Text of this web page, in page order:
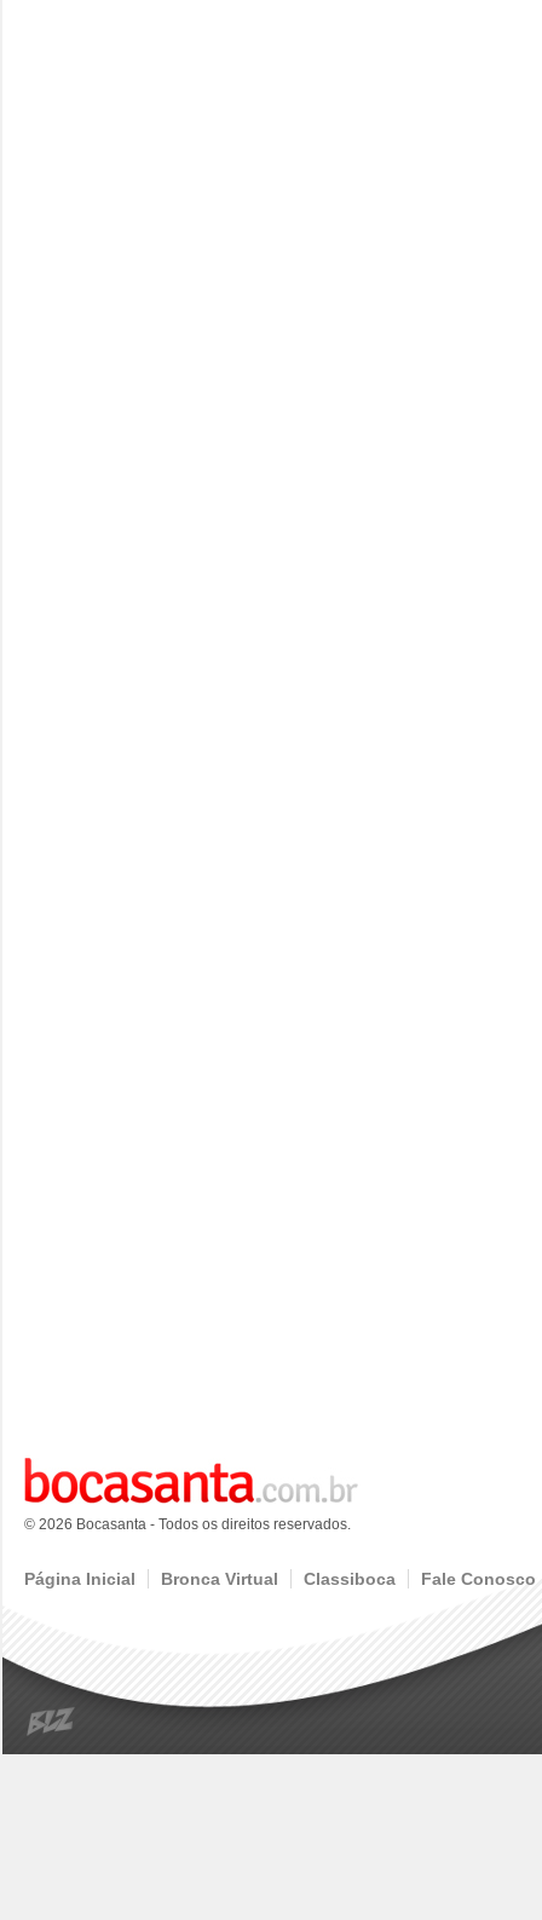
© 2026 Bocasanta - Todos os direitos reservados.
Página Inicial Bronca Virtual Classiboca Fale Conosco